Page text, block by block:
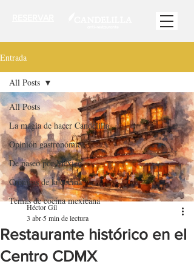
Entrada
All Posts
La magia de hacer Candelilla
Opinión gastronómica
De paseo por México
Crónicas de la cocina
Temas de cocina mexicana
All Posts
Restaurante histórico en el
Centro CDMX
Héctor Gil
3 abr 5 min de lectura